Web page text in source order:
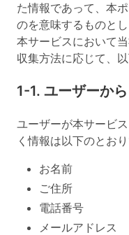
た情報であって、本
のを意味するものとし
本サービスにおいて
収集方法に応じて、
1-1. ユーザーか
ユーザーが本サービ
く情報は以下のとおり
お名前
ご住所
電話番号
メールアドレス